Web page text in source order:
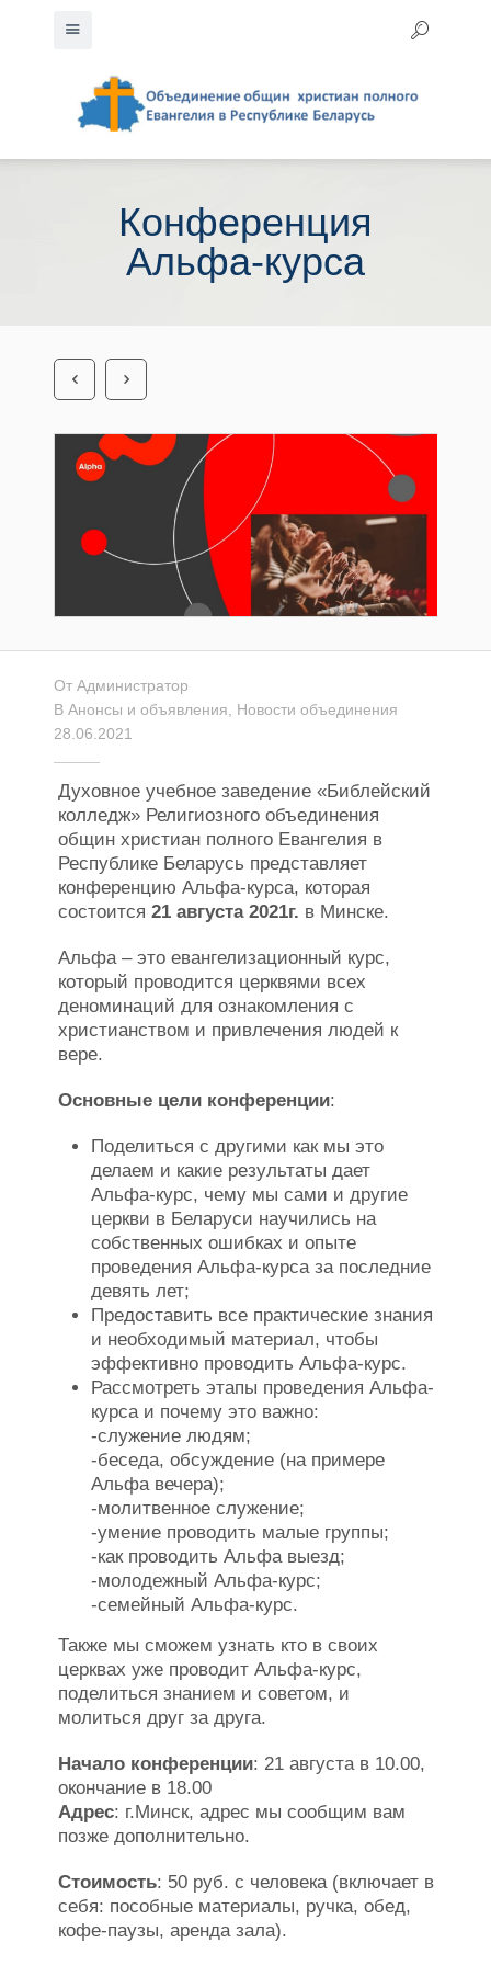
Конференция
Альфа-курса
От Администратор
В Анонсы и объявления
Новости объединения
28.06.2021
Духовное учебное заведение «Библейский
колледж» Религиозного объединения
общин христиан полного Евангелия в
Республике Беларусь представляет
конференцию Альфа-курса, которая
состоится 21 августа 2021г. в Минске.
Альфа – это евангелизационный курс,
который проводится церквями всех
деноминаций для ознакомления с
христианством и привлечения людей к
вере.
Основные цели конференции:
Поделиться с другими как мы это
делаем и какие результаты дает
Альфа-курс, чему мы сами и другие
церкви в Беларуси научились на
собственных ошибках и опыте
проведения Альфа-курса за последние
девять лет;
Предоставить все практические знания
и необходимый материал, чтобы
эффективно проводить Альфа-курс.
Рассмотреть этапы проведения Альфа-
курса и почему это важно:
-служение людям;
-беседа, обсуждение (на примере
Альфа вечера);
-молитвенное служение;
-умение проводить малые группы;
-как проводить Альфа выезд;
-молодежный Альфа-курс;
-семейный Альфа-курс.
Также мы сможем узнать кто в своих
церквах уже проводит Альфа-курс,
поделиться знанием и советом, и
молиться друг за друга.
Начало конференции: 21 августа в 10.00,
окончание в 18.00
Адрес: г.Минск, адрес мы сообщим вам
позже дополнительно.
Стоимость: 50 руб. с человека (включает в
себя: пособные материалы, ручка, обед,
кофе-паузы, аренда зала).